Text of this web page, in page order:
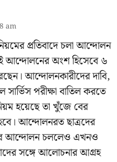
am
প্রতিবাদে চলা আন্দোলন
আন্দোলনের অংশ হিসেবে ৬
আন্দোলনকারীদের দাবি,
পরীক্ষা বাতিল করতে
হয়েছে তা খুঁজে বের
আন্দোলনরত ছাত্রদের
আন্দোলন চললেও এখনও
সঙ্গে আলোচনার আগ্রহ